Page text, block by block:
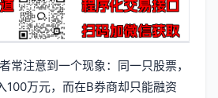
常注意到一个现象：同一只股票，
100万元，而在B券商却只能融资